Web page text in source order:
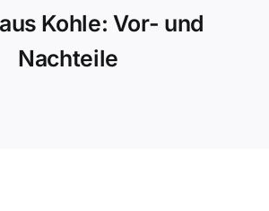
Kohle: Vor- und
Nachteile